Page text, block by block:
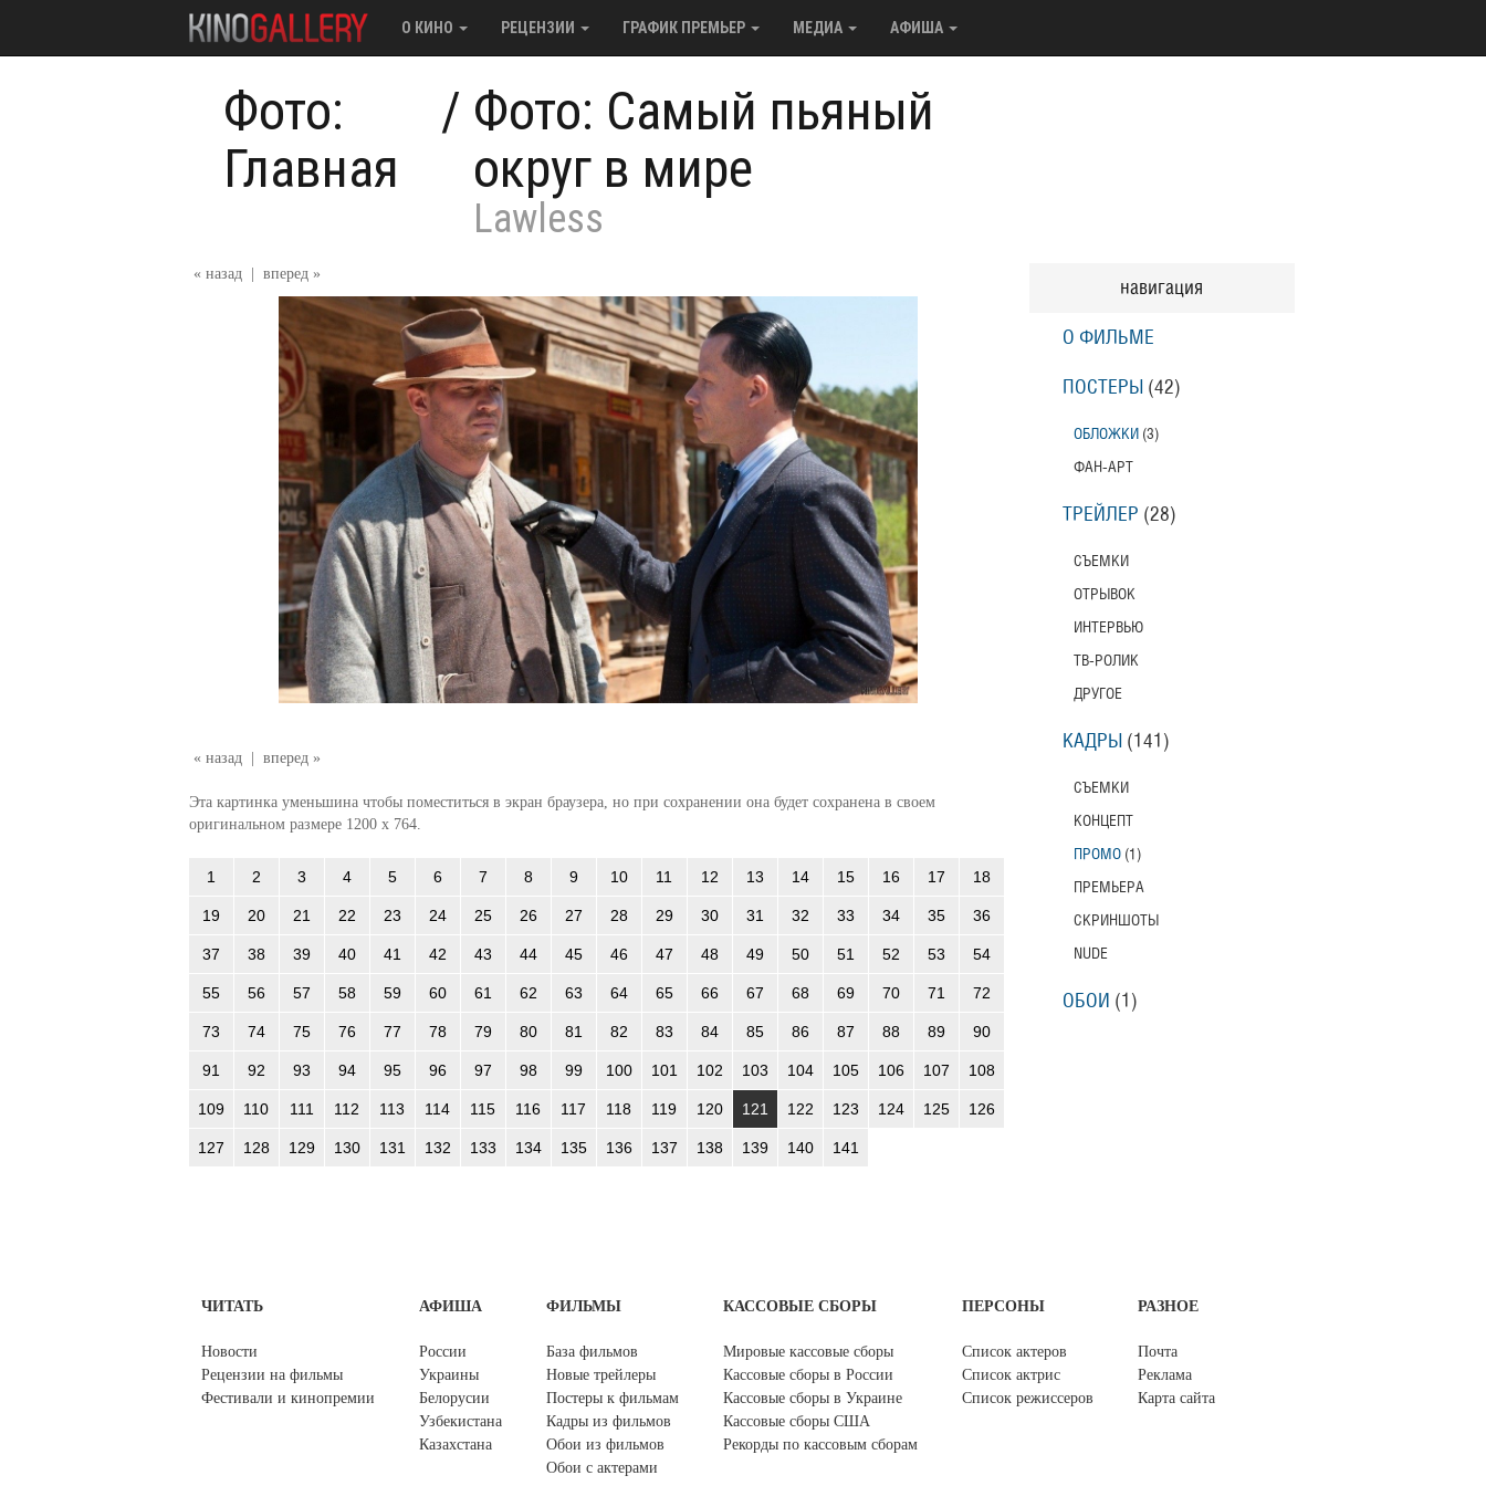
О КИНО РЕЦЕНЗИИ ГРАФИК ПРЕМЬЕР МЕДИА АФИША
Фото:
Главная
/ Фото: Самый пьяный
округ в мире
Lawless
« назад вперед »
« назад вперед »
Эта картинка уменьшина чтобы поместиться в экран браузера, но при сохранении она будет сохранена в своем
оригинальном размере 1200 x 764.
1 2 3 4 5 6 7 8 9 10 11 12 13 14 15 16 17 18
19 20 21 22 23 24 25 26 27 28 29 30 31 32 33 34 35 36
37 38 39 40 41 42 43 44 45 46 47 48 49 50 51 52 53 54
55 56 57 58 59 60 61 62 63 64 65 66 67 68 69 70 71 72
73 74 75 76 77 78 79 80 81 82 83 84 85 86 87 88 89 90
91 92 93 94 95 96 97 98 99 100 101 102 103 104 105 106 107 108
109 110 111 112 113 114 115 116 117 118 119 120 121 122 123 124 125 126
127 128 129 130 131 132 133 134 135 136 137 138 139 140 141
навигация
О ФИЛЬМЕ
ПОСТЕРЫ (42)
ОБЛОЖКИ (3)
ФАН-АРТ
ТРЕЙЛЕР (28)
СЪЕМКИ
ОТРЫВОК
ИНТЕРВЬЮ
ТВ-РОЛИК
ДРУГОЕ
КАДРЫ (141)
СЪЕМКИ
КОНЦЕПТ
ПРОМО (1)
ПРЕМЬЕРА
СКРИНШОТЫ
NUDE
ОБОИ (1)
ЧИТАТЬ
Новости
Рецензии на фильмы
Фестивали и кинопремии
АФИША
России
Украины
Белорусии
Узбекистана
Казахстана
ФИЛЬМЫ
База фильмов
Новые трейлеры
Постеры к фильмам
Кадры из фильмов
Обои из фильмов
Обои с актерами
КАССОВЫЕ СБОРЫ
Мировые кассовые сборы
Кассовые сборы в России
Кассовые сборы в Украине
Кассовые сборы США
Рекорды по кассовым сборам
ПЕРСОНЫ
Список актеров
Список актрис
Список режиссеров
РАЗНОЕ
Почта
Реклама
Карта сайта